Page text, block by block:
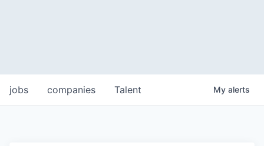
jobs companies Talent My alerts